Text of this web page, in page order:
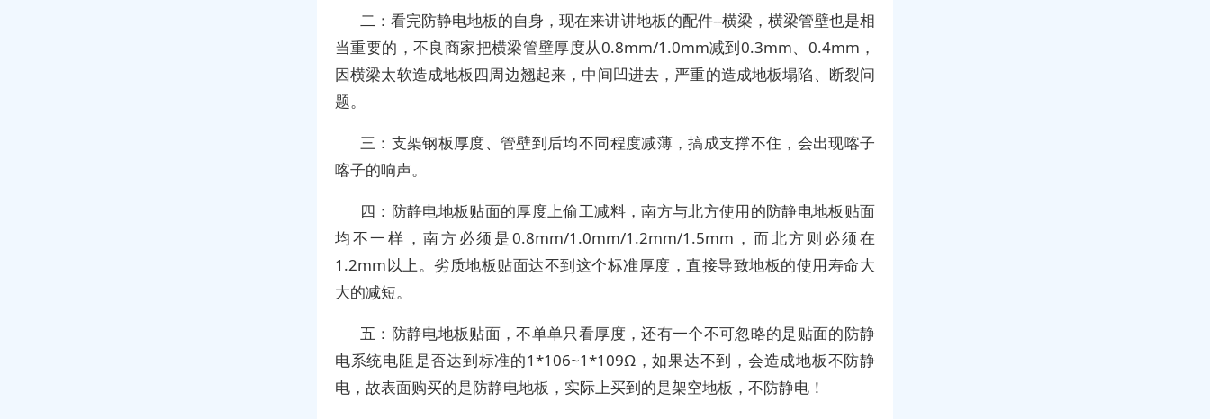
二：看完防静电地板的自身，现在来讲讲地板的配件--横梁，横梁管壁也是相
当重要的，不良商家把横梁管壁厚度从0.8mm/1.0mm减到0.3mm、0.4mm，
因横梁太软造成地板四周边翘起来，中间凹进去，严重的造成地板塌陷、断裂问
题。
三：支架钢板厚度、管壁到后均不同程度减薄，搞成支撑不住，会出现喀子
喀子的响声。
四：防静电地板贴面的厚度上偷工减料，南方与北方使用的防静电地板贴面
均不一样，南方必须是0.8mm/1.0mm/1.2mm/1.5mm，而北方则必须在
1.2mm以上。劣质地板贴面达不到这个标准厚度，直接导致地板的使用寿命大
大的减短。
五：防静电地板贴面，不单单只看厚度，还有一个不可忽略的是贴面的防静
电系统电阻是否达到标准的1*106~1*109Ω，如果达不到，会造成地板不防静
电，故表面购买的是防静电地板，实际上买到的是架空地板，不防静电！